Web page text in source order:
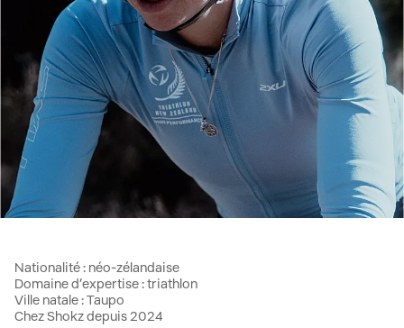
Nationalité : néo-zélandaise
Domaine d’expertise : triathlon
Ville natale : Taupo
Chez Shokz depuis 2024